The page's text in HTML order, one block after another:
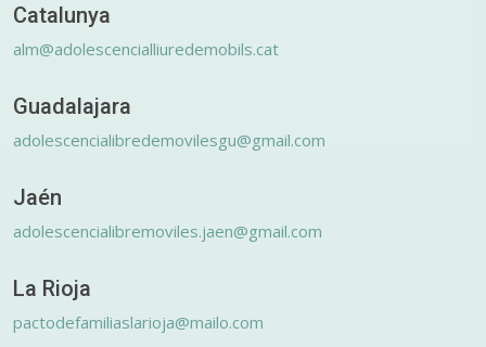
Catalunya
alm@adolescencialliuredemobils.cat
Guadalajara
adolescencialibredemovilesgu@gmail.com
Jaén
adolescencialibremoviles.jaen@gmail.com
La Rioja
pactodefamiliaslarioja@mailo.com